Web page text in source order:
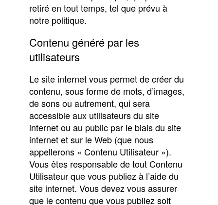
retiré en tout temps, tel que prévu à
notre politique.
Contenu généré par les
utilisateurs
Le site internet vous permet de créer du
contenu, sous forme de mots, d’images,
de sons ou autrement, qui sera
accessible aux utilisateurs du site
internet ou au public par le biais du site
internet et sur le Web (que nous
appellerons « Contenu Utilisateur »).
Vous êtes responsable de tout Contenu
Utilisateur que vous publiez à l’aide du
site internet. Vous devez vous assurer
que le contenu que vous publiez soit